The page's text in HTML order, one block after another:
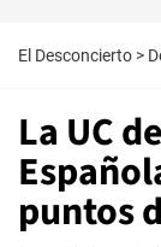
El Desconcierto >
La UC
puntos